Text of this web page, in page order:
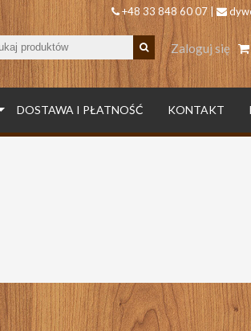
+48 33 848 60 07 |
Zaloguj się
DOSTAWA I PŁATNOŚĆ KONTAKT